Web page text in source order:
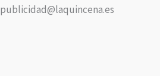
publicidad@laquincena.es